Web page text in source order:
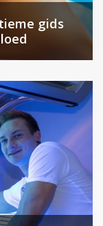
gids